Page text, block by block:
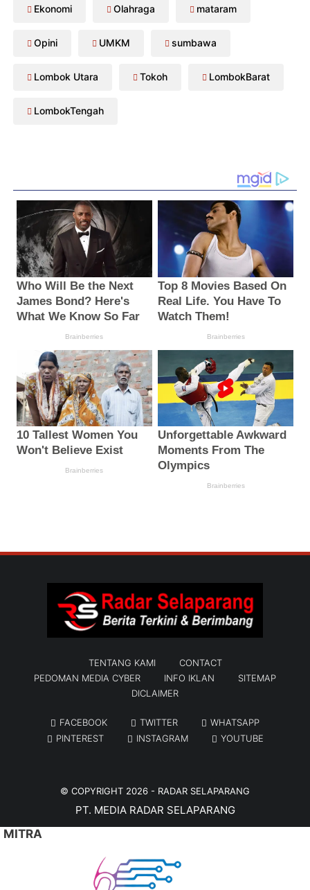
Ekonomi Olahraga mataram
Opini UMKM sumbawa
Lombok Utara Tokoh LombokBarat
LombokTengah
TENTANG KAMI
CONTACT
PEDOMAN MEDIA CYBER
INFO IKLAN
SITEMAP
DICLAIMER
FACEBOOK TWITTER
WHATSAPP
PINTEREST
INSTAGRAM YOUTUBE
© COPYRIGHT 2026 - RADAR SELAPARANG
PT. MEDIA RADAR SELAPARANG
MITRA